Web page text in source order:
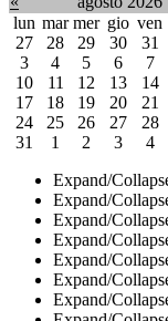
lun mar mer gio ven
27
28 29 30 31
3
4 5 6 7
10
11 12 13 14
17
18 19 20 21
24
25 26 27 28
31
1 2 3 4
Expand/
Expand/
Expand/
Expand/
Expand/
Expand/
Expand/